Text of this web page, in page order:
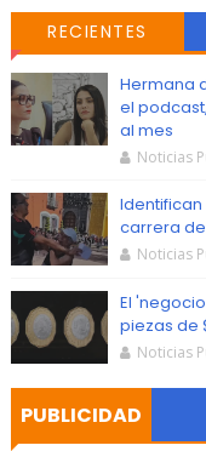
RECIENTES
Hermana
el
al mes
Noticias
carrera
Noticias
El
piezas de
Noticias
PUBLICIDAD